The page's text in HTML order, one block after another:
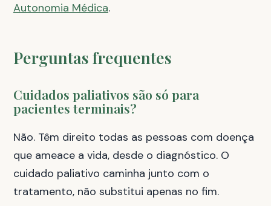
Autonomia Médica.
Perguntas frequentes
Cuidados paliativos são só para
pacientes terminais?
Não. Têm direito todas as pessoas com doença
que ameace a vida, desde o diagnóstico. O
cuidado paliativo caminha junto com o
tratamento, não substitui apenas no fim.